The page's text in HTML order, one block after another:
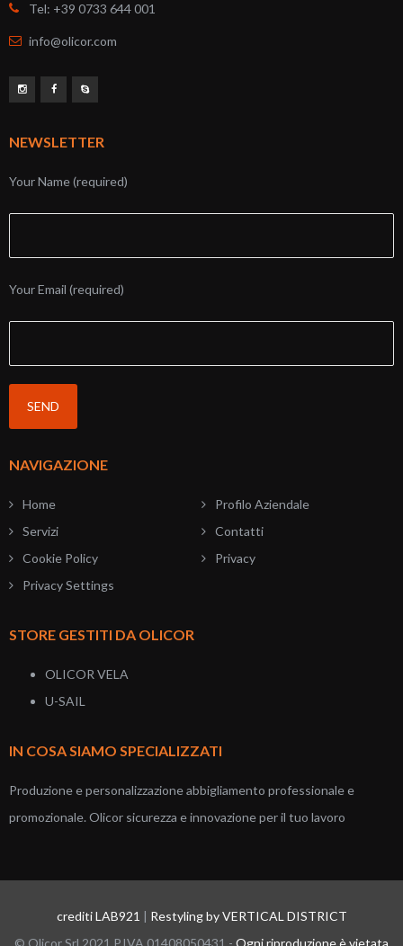
Tel: +39 0733 644 001
info@olicor.com
NEWSLETTER
Your Name (required)
Your Email (required)
NAVIGAZIONE
Home
Profilo Aziendale
Servizi
Contatti
Cookie Policy
Privacy
Privacy Settings
STORE GESTITI DA OLICOR
OLICOR VELA
U-SAIL
IN COSA SIAMO SPECIALIZZATI
Produzione e personalizzazione abbigliamento professionale e
promozionale. Olicor sicurezza e innovazione per il tuo lavoro
crediti LAB921 | Restyling by VERTICAL DISTRICT